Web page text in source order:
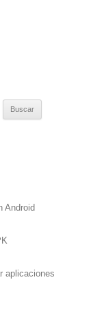
Android
aplicaciones